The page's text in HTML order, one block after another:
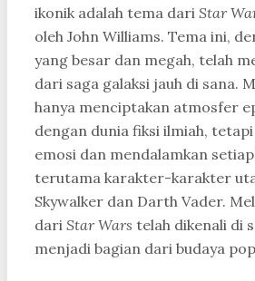
ikonik adalah tema dari Star
oleh John Williams. Tema ini,
yang besar dan megah, telah
dari saga galaksi jauh di sana.
hanya menciptakan atmosfer
dengan dunia fiksi ilmiah,
emosi dan mendalamkan
terutama karakter-karakter
Skywalker dan Darth Vader.
dari Star Wars telah dikenali di
menjadi bagian dari budaya